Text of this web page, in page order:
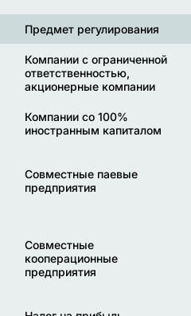
Предмет регулирования
Компании с ограниченной
ответственностью,
акционерные компании
Компании со 100%
иностранным капиталом
Совместные паевые
предприятия
Совместные
кооперационные
предприятия